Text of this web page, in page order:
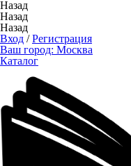
Назад
Назад
Назад
Вход /Регистрация
Ваш город: Москва
Каталог